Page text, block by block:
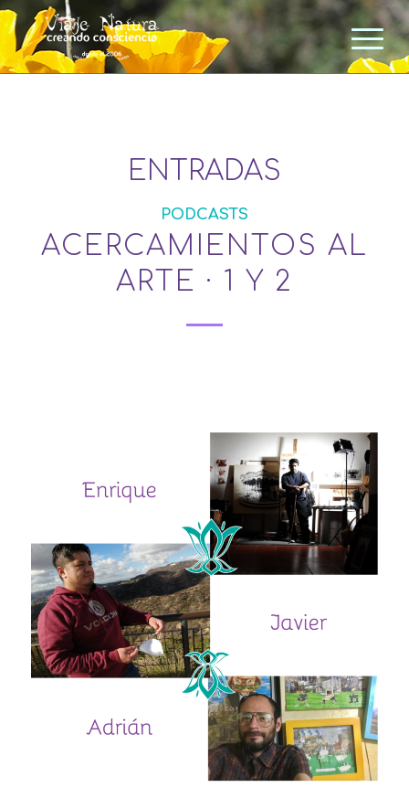
ENTRADAS
PODCASTS
ACERCAMIENTOS AL
ARTE · 1 Y 2